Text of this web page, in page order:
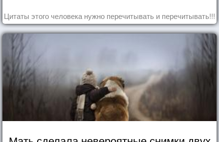
Цитаты этого человека нужно перечитывать и перечитывать!!!